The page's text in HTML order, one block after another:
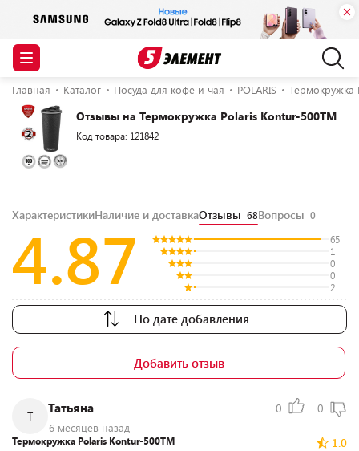
Главная Каталог Посуда для кофе и чая POLARIS Термокружка
Отзывы на Термокружка Polaris Kontur-500TM
Код товара: 121842
ХарактеристикиНаличие и доставкаОтзывы 68Вопросы 0
4.87
65
1
0
0
2
По дате добавления
Добавить отзыв
Т
Татьяна
6 месяцев назад
0 0
1.0
Термокружка Polaris Kontur-500TM